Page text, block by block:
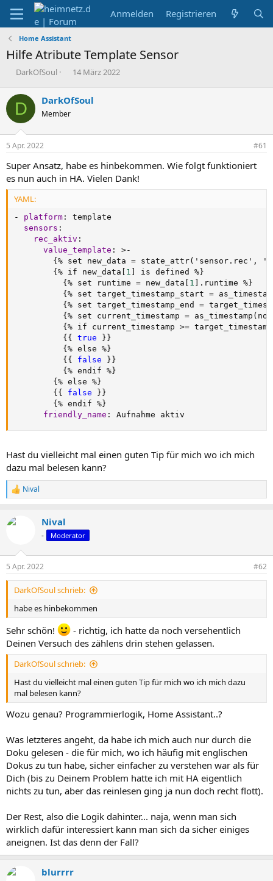
Anmelden Registrieren
Home Assistant
Hilfe Atribute Template Sensor
E
s
t
e
l
l
e
DarkOfSoul
E
t
l
m
14 März 2022
D DarkOfSoul
Member
5 Apr. 2022 #61
Super Ansatz, habe es hinbekommen. Wie folgt funktioniert
es nun auch in HA. Vielen Dank!
YAML:
- platform :
template
sensors :
rec_aktiv :
value_template : >-
{ % set new_data = state_attr('sensor.rec' ,
{ % if new_data 1 is defined % }
{ % set runtime = new_data 1 .runtime % }
{ % set target_timestamp_start =
{ % set target_timestamp_end =
{ % set current_timestamp =
{ % if current_timestamp >=
{ { true } }
{ % else % }
{ { false } }
{ % endif % }
{ % else % }
{ { false } }
{ % endif % }
friendly_name : Aufnahme aktiv
Hast du vielleicht mal einen guten Tip für mich wo ich mich
dazu mal belesen kann?
R
e
k
e
n
Nival
Nival
- Moderator
5 Apr. 2022 #62
DarkOfSoul schrieb:
habe es hinbekommen
Sehr schön!
- richtig, ich hatte da noch versehentlich
Deinen Versuch des zählens drin stehen gelassen.
DarkOfSoul schrieb:
Hast du vielleicht mal einen guten Tip für mich wo ich mich dazu
mal belesen kann?
Wozu genau? Programmierlogik, Home Assistant..?
Was letzteres angeht, da habe ich mich auch nur durch die
Doku gelesen - die für mich, wo ich häufig mit englischen
Dokus zu tun habe, sicher einfacher zu verstehen war als für
Dich (bis zu Deinem Problem hatte ich mit HA eigentlich
nichts zu tun, aber das reinlesen ging ja nun doch recht flott).
Der Rest, also die Logik dahinter... naja, wenn man sich
wirklich dafür interessiert kann man sich da sicher einiges
aneignen. Ist das denn der Fall?
blurrrr